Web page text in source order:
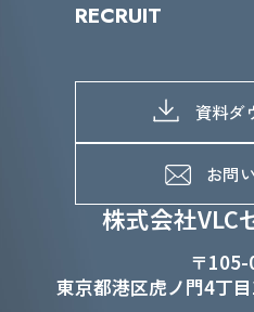
株式会社VLC
〒105-
東京都港区虎ノ門4丁
IRライブラリー
よくあるご質問
当グループのマテリ
SDGs推進体制
D&Iの取り組み
RECRUIT
募集職種一覧
メッセージ
メンバーインタビュ
資料ダ
お問